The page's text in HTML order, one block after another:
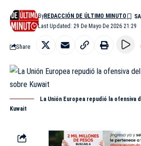
Last Updated: 29 De Mayo De 2026 21:29
ByREDACCIÓN DE ÚLTIMO MINUTO
Share
La Unión Europea repudió la ofensiva
Kuwait